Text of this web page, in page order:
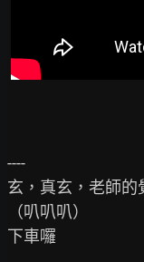
----
玄，真玄，老師的
（叭叭叭）
下車囉